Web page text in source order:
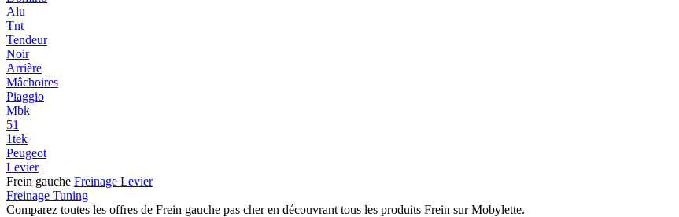
Alu
Tnt
Tendeur
Noir
Arrière
Mâchoires
Piaggio
Mbk
51
1tek
Peugeot
Levier
Frein gauche Freinage Levier
Freinage Tuning
Comparez toutes les offres de Frein gauche pas cher en découvrant tous les produits Frein sur Mobylette.